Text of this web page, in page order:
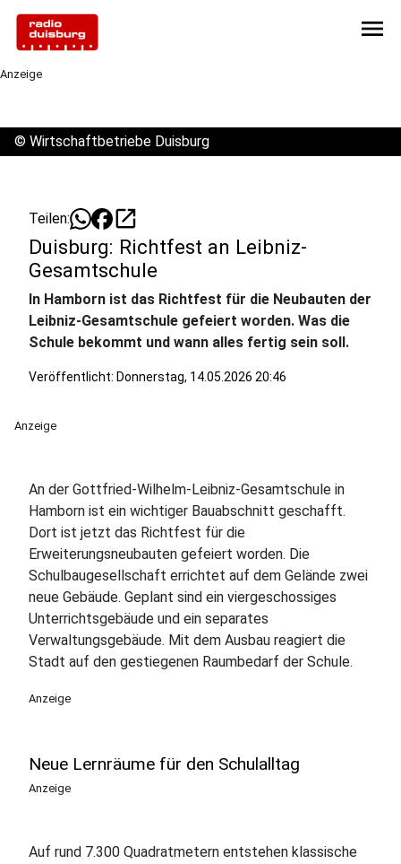
menu
Anzeige
© Wirtschaftbetriebe Duisburg
Teilen: open_in_new
Duisburg: Richtfest an Leibniz-
Gesamtschule
In Hamborn ist das Richtfest für die Neubauten der
Leibniz-Gesamtschule gefeiert worden. Was die
Schule bekommt und wann alles fertig sein soll.
Veröffentlicht: Donnerstag, 14.05.2026 20:46
Anzeige
An der Gottfried-Wilhelm-Leibniz-Gesamtschule in
Hamborn ist ein wichtiger Bauabschnitt geschafft.
Dort ist jetzt das Richtfest für die
Erweiterungsneubauten gefeiert worden. Die
Schulbaugesellschaft errichtet auf dem Gelände zwei
neue Gebäude. Geplant sind ein viergeschossiges
Unterrichtsgebäude und ein separates
Verwaltungsgebäude. Mit dem Ausbau reagiert die
Stadt auf den gestiegenen Raumbedarf der Schule.
Anzeige
Neue Lernräume für den Schulalltag
Anzeige
Auf rund 7.300 Quadratmetern entstehen klassische